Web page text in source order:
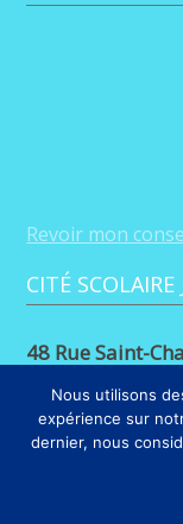
Revoir mon
CITÉ SCOLAIRE
48 Rue Saint-
03 29 56 26 68
Nous utilisons
expérience sur
dernier, nous